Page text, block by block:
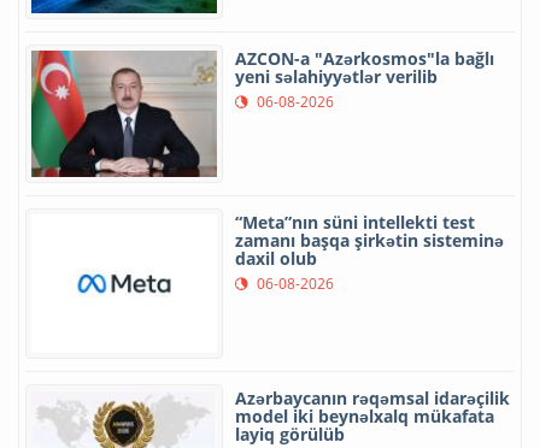
AZCON-a "Azərkosmos"la bağlı
yeni səlahiyyətlər verilib
06-08-2026
“Meta”nın süni intellekti test
zamanı başqa şirkətin sisteminə
daxil olub
06-08-2026
Azərbaycanın rəqəmsal idarəçilik
model iki beynəlxalq mükafata
layiq görülüb